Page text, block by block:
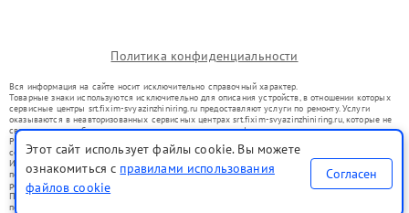
Политика конфиденциальности
Вся информация на сайте носит исключительно справочный характер.
Товарные знаки используются исключительно для описания устройств, в отношении которых
сервисные центры srt.fixim-svyazinzhiniring.ru предоставляют услуги по ремонту. Услуги
оказываются в неавторизованных сервисных центрах srt.fixim-svyazinzhiniring.ru, которые не
связаны с правообладателями товарных знаков или их официальными представителями.
Ремонт осуществляется для устройств, уже введенных в гражданский оборот в соответствии
со статьей 1487 ГК РФ.
Использование товарных знаков не преследует цели индивидуализации услуг или введения
потребителей в заблуждение, а служит для информирования о предоставляемых услугах по
ремонту техники указанных брендов.
Представленная на сайте информация не является публичной офертой, определяемой
положениями Статьи 437(2) Гражданского кодекса РФ
Этот сайт использует файлы cookie. Вы можете
ознакомиться с правилами использования
файлов cookie
Согласен